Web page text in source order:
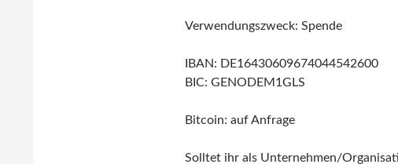
Verwendungszweck: Spende
IBAN: DE16430609674044542600
BIC: GENODEM1GLS
Bitcoin: auf Anfrage
Solltet ihr als Unternehmen/